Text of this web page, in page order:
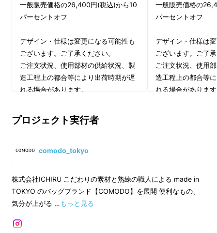
べく、企画を進めています！
Ritta Carry
エフォートレストート
一般販売価格の26,400円(税込)から10
パーセントオフ
デザイン・仕様は変更になる可能性も
ございます。ご了承ください。
ご注文状況、使用部材の供給状況、製
造工程上の都合等により出荷時期が遅
れる場合があります。
＜インボイス＞
・適格請求書発行事業者登録番号：あ
（適格請求書発行事業者登録番号の記
Makuakeメッセージにて実行者に直接
お問合せください）
一般販売価格の
パーセントオフ
デザイン・仕様は
ございます。ご了
ご注文状況、使用
造工程上の都合等
れる場合がありま
お問合せください）
プロジェクト実行者
comodo_tokyo
株式会社ICHIRU こだわりの素材と熟練の職人による made in
TOKYO のバッグブランド【COMODO】を展開 便利なもの、
気分が上がる …もっと見る